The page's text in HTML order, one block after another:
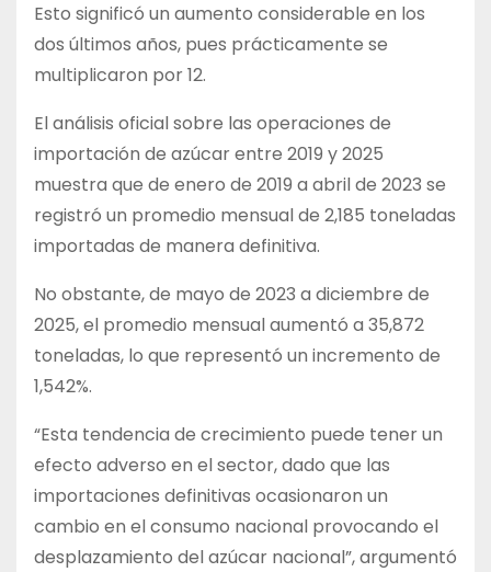
Esto significó un aumento considerable en los
dos últimos años, pues prácticamente se
multiplicaron por 12.
El análisis oficial sobre las operaciones de
importación de azúcar entre 2019 y 2025
muestra que de enero de 2019 a abril de 2023 se
registró un promedio mensual de 2,185 toneladas
importadas de manera definitiva.
No obstante, de mayo de 2023 a diciembre de
2025, el promedio mensual aumentó a 35,872
toneladas, lo que representó un incremento de
1,542%.
“Esta tendencia de crecimiento puede tener un
efecto adverso en el sector, dado que las
importaciones definitivas ocasionaron un
cambio en el consumo nacional provocando el
desplazamiento del azúcar nacional”, argumentó